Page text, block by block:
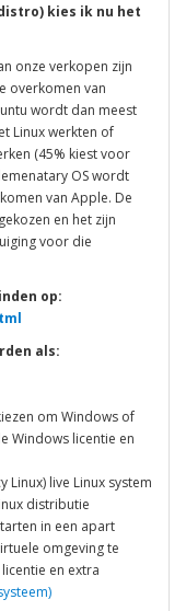
kies ik nu het
onze verkopen zijn
overkomen van
wordt dan meest
Linux werkten of
(45% kiest voor
OS wordt
van Apple. De
en het zijn
voor die
op:
als:
om Windows of
Windows licentie en
Linux) live Linux system
distributie
in een apart
omgeving te
en extra